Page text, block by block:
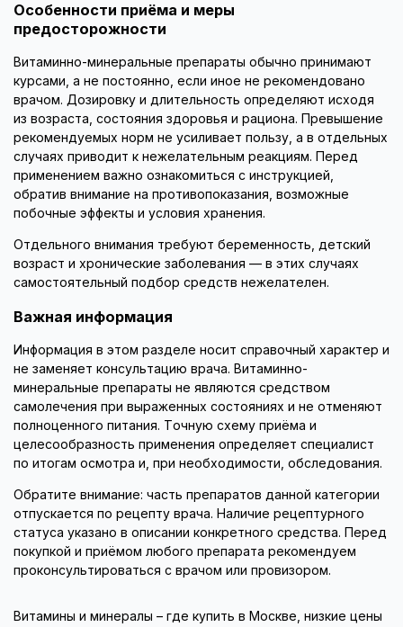
Особенности приёма и меры
предосторожности
Витаминно-минеральные препараты обычно принимают
курсами, а не постоянно, если иное не рекомендовано
врачом. Дозировку и длительность определяют исходя
из возраста, состояния здоровья и рациона. Превышение
рекомендуемых норм не усиливает пользу, а в отдельных
случаях приводит к нежелательным реакциям. Перед
применением важно ознакомиться с инструкцией,
обратив внимание на противопоказания, возможные
побочные эффекты и условия хранения.
Отдельного внимания требуют беременность, детский
возраст и хронические заболевания — в этих случаях
самостоятельный подбор средств нежелателен.
Важная информация
Информация в этом разделе носит справочный характер и
не заменяет консультацию врача. Витаминно-
минеральные препараты не являются средством
самолечения при выраженных состояниях и не отменяют
полноценного питания. Точную схему приёма и
целесообразность применения определяет специалист
по итогам осмотра и, при необходимости, обследования.
Обратите внимание: часть препаратов данной категории
отпускается по рецепту врача. Наличие рецептурного
статуса указано в описании конкретного средства. Перед
покупкой и приёмом любого препарата рекомендуем
проконсультироваться с врачом или провизором.
Витамины и минералы – где купить в Москве, низкие цены